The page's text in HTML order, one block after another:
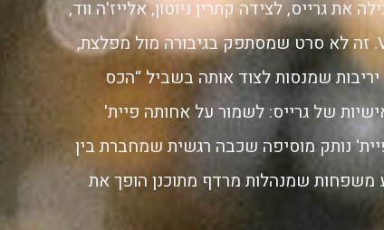
גרייס, לצידה קתרין ניוטון, אלייז'ה ווד,
שרה מישל גלר, Shawn Hatosy ו-Varun Saranga. זה לא סרט שמסתפק בגיבורה מול מפלצת,
שמנסות לצוד אותה בשביל “הכס
של גרייס: לשמור על אחותה פיית'
נותק מוסיפה שכבה רגשית שמחברת בין
משפחות שמנהלות מרדף מתוכנן הופך את